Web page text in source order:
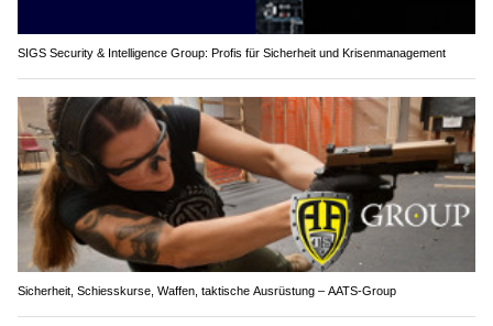
SIGS Security & Intelligence Group: Profis für Sicherheit und Krisenmanagement
Sicherheit, Schiesskurse, Waffen, taktische Ausrüstung – AATS-Group